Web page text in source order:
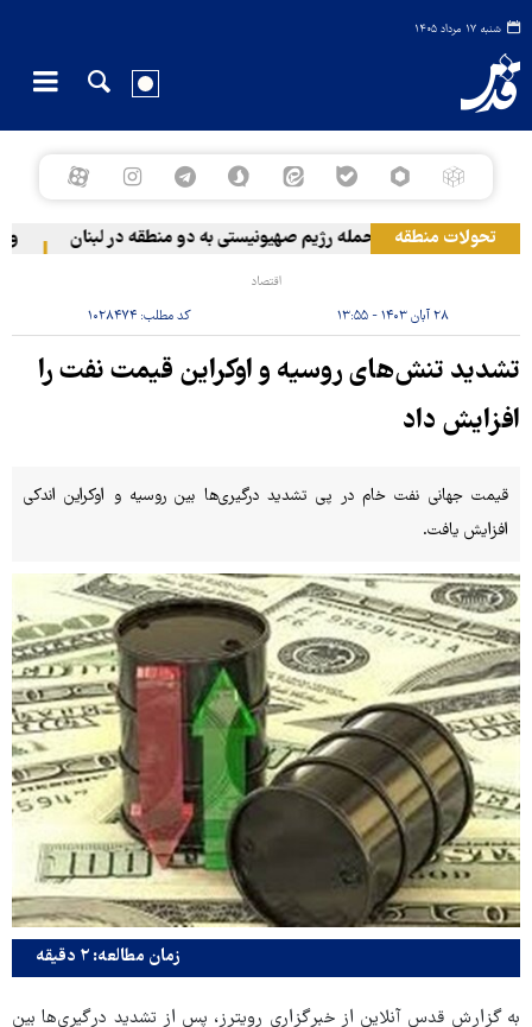
شنبه ۱۷ مرداد ۱۴۰۵
تحولات منطقه حمله رژیم صهیونیستی به دو منطقه در لبنان
اقتصاد
۲۸ آبان ۱۴۰۳ - ۱۳:۵۵ کد مطلب:۱۰۲۸۴۷۴
تشدید تنش‌های روسیه و اوکراین قیمت نفت را
افزایش داد
قیمت‌ جهانی نفت خام در پی تشدید درگیری‌ها بین روسیه و اوکراین اندکی
افزایش یافت.
زمان مطالعه: ۲ دقیقه
به گزارش قدس آنلاین از خبرگزاری رویترز، پس از تشدید درگیری‌ها بین